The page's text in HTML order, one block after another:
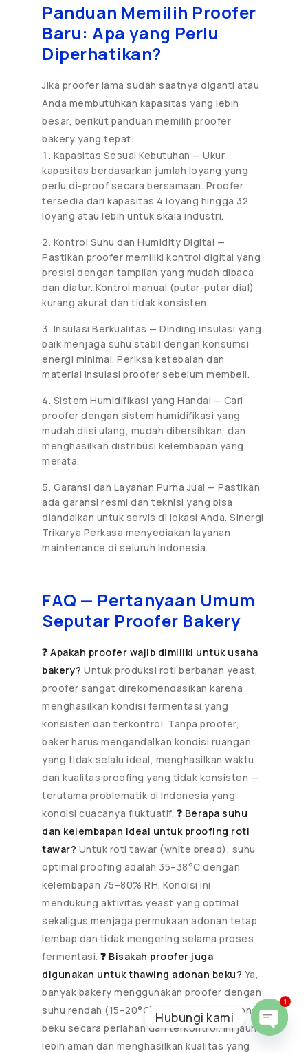
Panduan Memilih Proofer
Baru: Apa yang Perlu
Diperhatikan?
Jika proofer lama sudah saatnya diganti atau
Anda membutuhkan kapasitas yang lebih
besar, berikut panduan memilih proofer
bakery yang tepat:
Kapasitas Sesuai Kebutuhan — Ukur
kapasitas berdasarkan jumlah loyang yang
perlu di-proof secara bersamaan. Proofer
tersedia dari kapasitas 4 loyang hingga 32
loyang atau lebih untuk skala industri.
Kontrol Suhu dan Humidity Digital —
Pastikan proofer memiliki kontrol digital yang
presisi dengan tampilan yang mudah dibaca
dan diatur. Kontrol manual (putar-putar dial)
kurang akurat dan tidak konsisten.
Insulasi Berkualitas — Dinding insulasi yang
baik menjaga suhu stabil dengan konsumsi
energi minimal. Periksa ketebalan dan
material insulasi proofer sebelum membeli.
Sistem Humidifikasi yang Handal — Cari
proofer dengan sistem humidifikasi yang
mudah diisi ulang, mudah dibersihkan, dan
menghasilkan distribusi kelembapan yang
merata.
Garansi dan Layanan Purna Jual — Pastikan
ada garansi resmi dan teknisi yang bisa
diandalkan untuk servis di lokasi Anda. Sinergi
Trikarya Perkasa menyediakan layanan
maintenance di seluruh Indonesia.
FAQ — Pertanyaan Umum
Seputar Proofer Bakery
❓ Apakah proofer wajib dimiliki untuk usaha
bakery? Untuk produksi roti berbahan yeast,
proofer sangat direkomendasikan karena
menghasilkan kondisi fermentasi yang
konsisten dan terkontrol. Tanpa proofer,
baker harus mengandalkan kondisi ruangan
yang tidak selalu ideal, menghasilkan waktu
dan kualitas proofing yang tidak konsisten —
terutama problematik di Indonesia yang
kondisi cuacanya fluktuatif. ❓ Berapa suhu
dan kelembapan ideal untuk proofing roti
tawar? Untuk roti tawar (white bread), suhu
optimal proofing adalah 35–38°C dengan
kelembapan 75–80% RH. Kondisi ini
mendukung aktivitas yeast yang optimal
sekaligus menjaga permukaan adonan tetap
lembap dan tidak mengering selama proses
fermentasi. ❓ Bisakah proofer juga
digunakan untuk thawing adonan beku? Ya,
banyak bakery menggunakan proofer dengan
suhu rendah (15–20°C) untuk thawing adonan
beku secara perlahan dan terkontrol. Ini jauh
lebih aman dan menghasilkan kualitas yang
Hubungi kami
1